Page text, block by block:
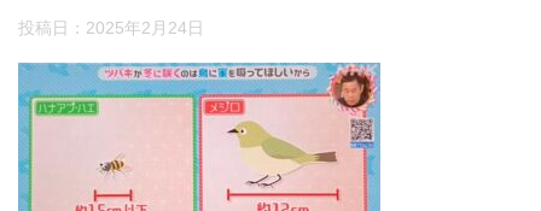
投稿日： 2025年2月24日